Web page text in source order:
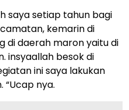
saya setiap tahun bagi
kemarin di
di daerah maron yaitu di
insyaallah besok di
ini saya lakukan
nya.